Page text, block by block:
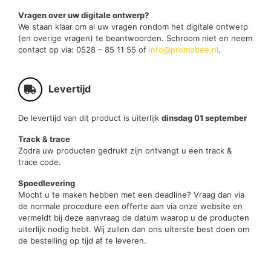
Vragen over uw digitale ontwerp?
We staan klaar om al uw vragen rondom het digitale ontwerp
(en overige vragen) te beantwoorden. Schroom niet en neem
contact op via: 0528 – 85 11 55 of info@promobee.nl.
Levertijd
De levertijd van dit product is uiterlijk dinsdag 01 september
Track & trace
Zodra uw producten gedrukt zijn ontvangt u een track &
trace code.
Spoedlevering
Mocht u te maken hebben met een deadline? Vraag dan via
de normale procedure een offerte aan via onze website en
vermeldt bij deze aanvraag de datum waarop u de producten
uiterlijk nodig hebt. Wij zullen dan ons uiterste best doen om
de bestelling op tijd af te leveren.